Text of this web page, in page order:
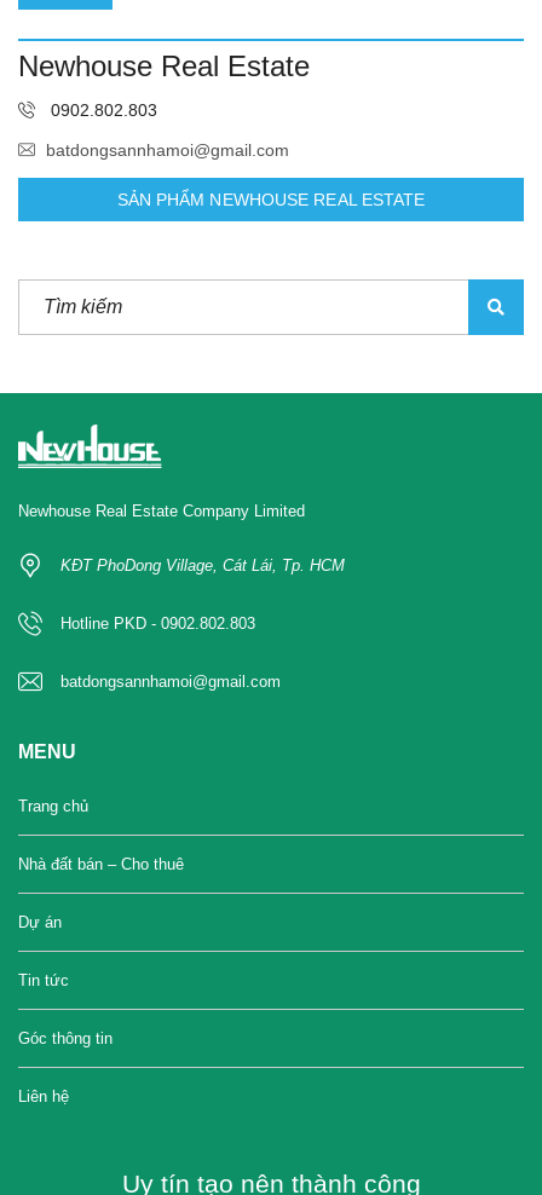
Newhouse Real Estate
0902.802.803
batdongsannhamoi@gmail.com
SẢN PHẨM NEWHOUSE REAL ESTATE
Newhouse Real Estate Company Limited
KĐT PhoDong Village, Cát Lái, Tp. HCM
Hotline PKD - 0902.802.803
batdongsannhamoi@gmail.com
MENU
Trang chủ
Nhà đất bán – Cho thuê
Dự án
Tin tức
Góc thông tin
Liên hệ
Uy tín tạo nên thành công